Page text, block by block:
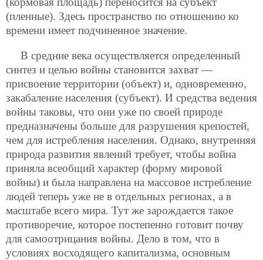
(пленные). Здесь пространство по отношению ко
времени имеет подчиненное значение.
В средние века осуществляется определенный
синтез и целью войны становится захват —
присвоение территории (объект) и, одновременно,
закабаление населения (субъект). И средства ведения
войны таковы, что они уже по своей природе
предназначены больше для разрушения крепостей,
чем для истребления населения. Однако, внутренняя
природа развития явлений требует, чтобы война
приняла всеобщий характер (форму мировой
войны) и была направлена на массовое истребление
людей теперь уже не в отдельных регионах, а в
масштабе всего мира. Тут же зарождается такое
противоречие, которое постепенно готовит почву
для самоотрицания войны. Дело в том, что в
условиях восходящего капитализма, основным